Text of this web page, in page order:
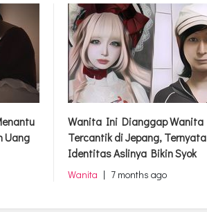
Uang
Wanita Ini Dianggap Wanita
Tercantik di Jepang, Ternyata
Identitas Aslinya Bikin Syok
Wanita | 7 months ago